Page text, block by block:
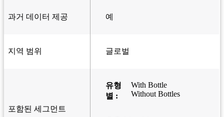
과거 데이터 제공 예
지역 범위 글로벌
포함된 세그먼트
유형
별 :
With Bottle
Without Bottles